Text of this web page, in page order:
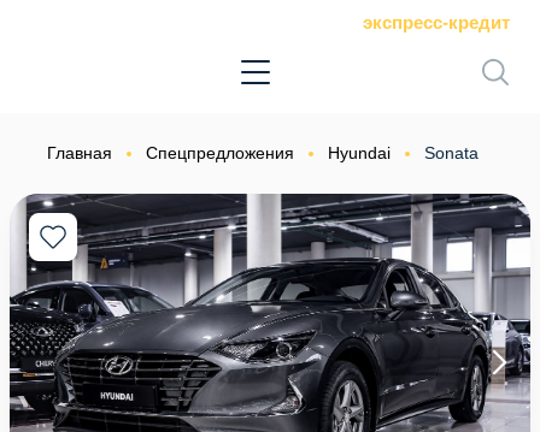
экспресс-кредит
Главная Спецпредложения Hyundai Sonata